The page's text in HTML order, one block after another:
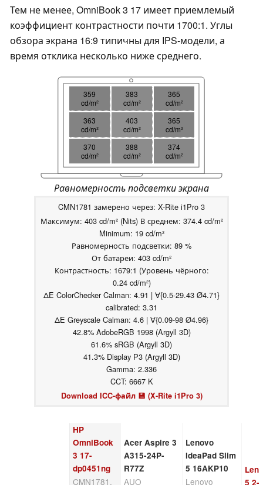
Тем не менее, OmniBook 3 17 имеет приемлемый
коэффициент контрастности почти 1700:1. Углы
обзора экрана 16:9 типичны для IPS-модели, а
время отклика несколько ниже среднего.
359
cd/m²
383
cd/m²
365
cd/m²
363
cd/m²
403
cd/m²
365
cd/m²
370
cd/m²
388
cd/m²
374
cd/m²
Равномерность подсветки экрана
CMN1781 замерено через: X-Rite i1Pro 3
Максимум: 403 cd/m² (Nits) В среднем: 374.4 cd/m²
Minimum: 19 cd/m²
Равномерность подсветки: 89 %
От батареи: 403 cd/m²
Контрастность: 1679:1 (Уровень чёрного:
0.24 cd/m²)
ΔE ColorChecker Calman: 4.91 | ∀{0.5-29.43 Ø4.71}
calibrated: 3.31
ΔE Greyscale Calman: 4.6 | ∀{0.09-98 Ø4.96}
42.8% AdobeRGB 1998 (Argyll 3D)
61.6% sRGB (Argyll 3D)
41.3% Display P3 (Argyll 3D)
Gamma: 2.336
CCT: 6667 K
Download ICC-файл 💾 (X-Rite i1Pro 3)
HP
OmniBook
3 17-
dp0451ng
CMN1781,
Acer Aspire 3
A315-24P-
R77Z
AUO
Lenovo
IdeaPad Slim
5 16AKP10
Lenovo
5 2-